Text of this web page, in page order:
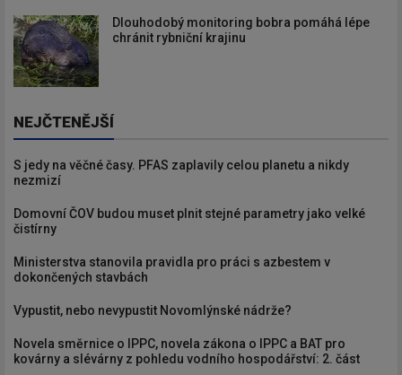
Dlouhodobý monitoring bobra pomáhá lépe
chránit rybniční krajinu
NEJČTENĚJŠÍ
S jedy na věčné časy. PFAS zaplavily celou planetu a nikdy
nezmizí
Domovní ČOV budou muset plnit stejné parametry jako velké
čistírny
Ministerstva stanovila pravidla pro práci s azbestem v
dokončených stavbách
Vypustit, nebo nevypustit Novomlýnské nádrže?
Novela směrnice o IPPC, novela zákona o IPPC a BAT pro
kovárny a slévárny z pohledu vodního hospodářství: 2. část